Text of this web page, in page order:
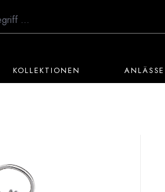
KOLLEKTIONEN ANLÄSSE